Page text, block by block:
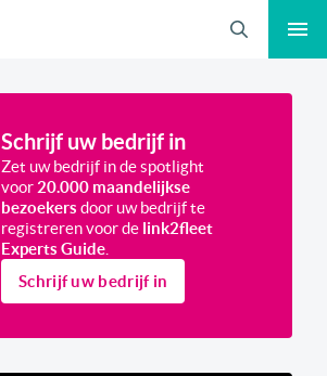
Schrijf uw bedrijf in
Zet uw bedrijf in de spotlight
voor20.000 maandelijkse
bezoekers door uw bedrijf te
registreren voor de link2fleet
Experts Guide.
Schrijf uw bedrijf in